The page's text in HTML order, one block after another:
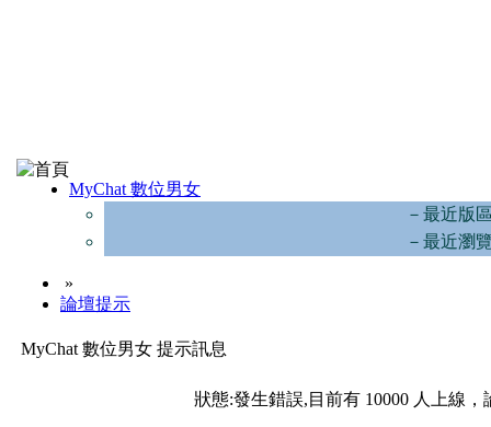
MyChat 數位男女
－最近版
－最近瀏
»
論壇提示
MyChat 數位男女 提示訊息
狀態:發生錯誤,目前有 10000 人上線